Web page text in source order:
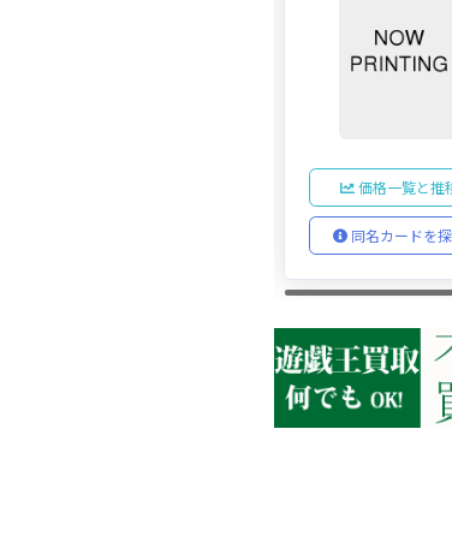
価格一覧と推
同名カードを